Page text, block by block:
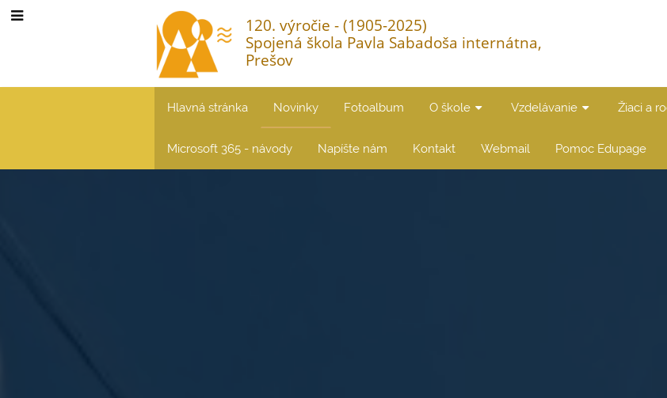
120. výročie - (1905-2025)
Spojená škola Pavla Sabadoša internátna,
Prešov
Hlavná stránka Novinky Fotoalbum O škole Vzdelávanie Žiaci a
Microsoft 365 - návody Napíšte nám Kontakt Webmail Pomoc Edupage